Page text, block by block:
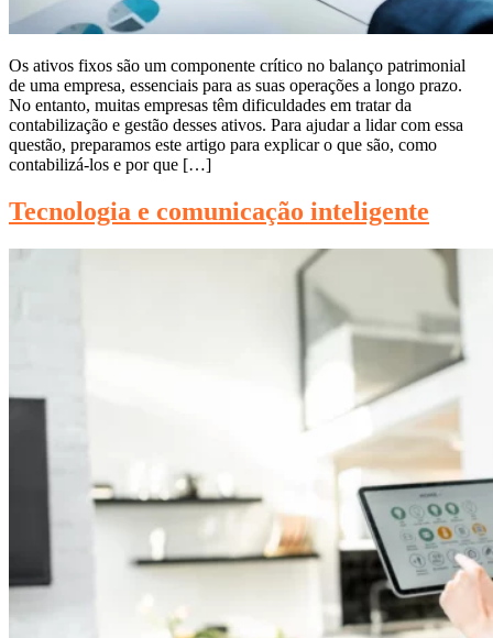
Os ativos fixos são um componente crítico no balanço patrimonial
de uma empresa, essenciais para as suas operações a longo prazo.
No entanto, muitas empresas têm dificuldades em tratar da
contabilização e gestão desses ativos. Para ajudar a lidar com essa
questão, preparamos este artigo para explicar o que são, como
contabilizá-los e por que […]
Tecnologia e comunicação inteligente